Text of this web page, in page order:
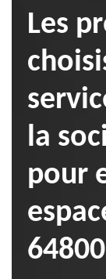
Les
la
pour
64800